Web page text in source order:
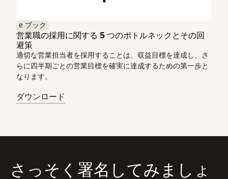
e ブック
営業職の採用に関する 5 つのボトルネックとその回
避策
適切な営業担当者を採用することは、収益目標を達成し、さ
らに四半期ごとの営業目標を確実に達成するための第一歩と
なります。
ダウンロード
さっそく署名してみましょ